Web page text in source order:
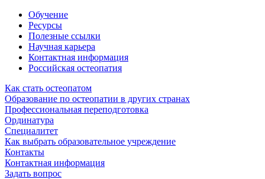
Обучение
Ресурсы
Полезные ссылки
Научная карьера
Контактная информация
Российская остеопатия
Как стать остеопатом
Образование по остеопатии в других странах
Профессиональная переподготовка
Ординатура
Специалитет
Как выбрать образовательное учреждение
Контакты
Контактная информация
Задать вопрос